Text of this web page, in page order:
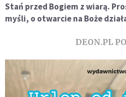
Stań przed Bogiem z wiarą.
myśli, o otwarcie na Boże
DEON.PL